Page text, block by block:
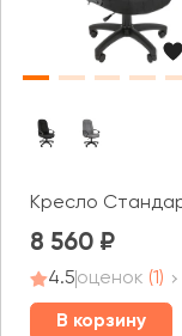
Кресло
8 560
4.5оценок (1)
В корзину